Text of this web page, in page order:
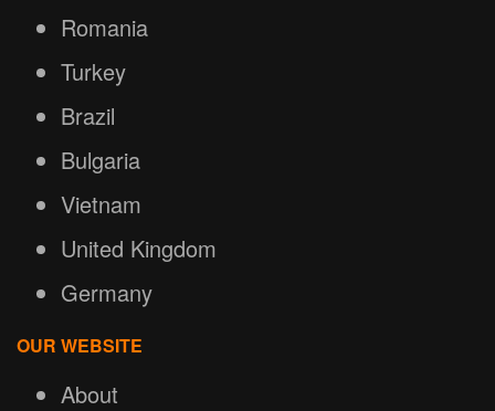
Romania
Turkey
Brazil
Bulgaria
Vietnam
United Kingdom
Germany
OUR WEBSITE
About